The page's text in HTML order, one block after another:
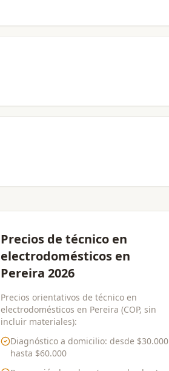
Precios de técnico en
electrodomésticos en
Pereira 2026
Precios orientativos de técnico en
electrodomésticos en Pereira (COP, sin
incluir materiales):
Diagnóstico a domicilio: desde $30.000
hasta $60.000